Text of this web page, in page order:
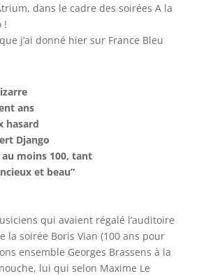
dans le cadre des soirées A la
!
j’ai donné hier sur France Bleu
ans
hasard
Django
moins 100, tant
et beau”
qui avaient régalé l’auditoire
la soirée Boris Vian (100 ans pour
ensemble Georges Brassens à la
lui qui selon Maxime Le